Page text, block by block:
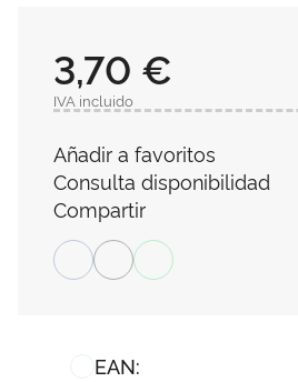
EAN:
3,70 €
IVA incluido
Añadir a favoritos
Consulta disponibilidad
Compartir